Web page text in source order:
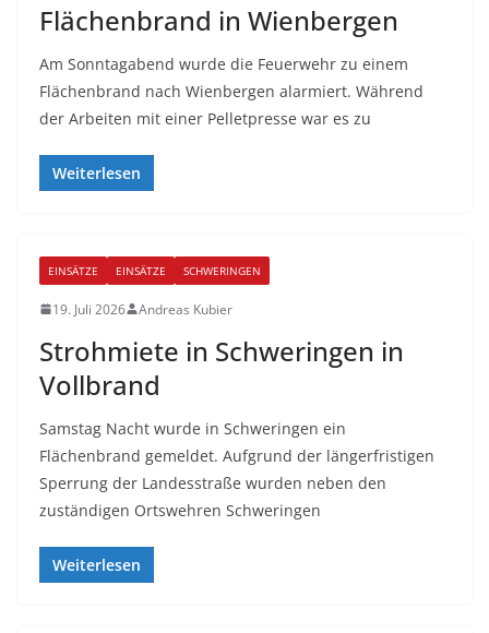
Flächenbrand in Wienbergen
Am Sonntagabend wurde die Feuerwehr zu einem
Flächenbrand nach Wienbergen alarmiert. Während
der Arbeiten mit einer Pelletpresse war es zu
Weiterlesen
EINSÄTZE EINSÄTZE SCHWERINGEN
19. Juli 2026 Andreas Kubier
Strohmiete in Schweringen in
Vollbrand
Samstag Nacht wurde in Schweringen ein
Flächenbrand gemeldet. Aufgrund der längerfristigen
Sperrung der Landesstraße wurden neben den
zuständigen Ortswehren Schweringen
Weiterlesen